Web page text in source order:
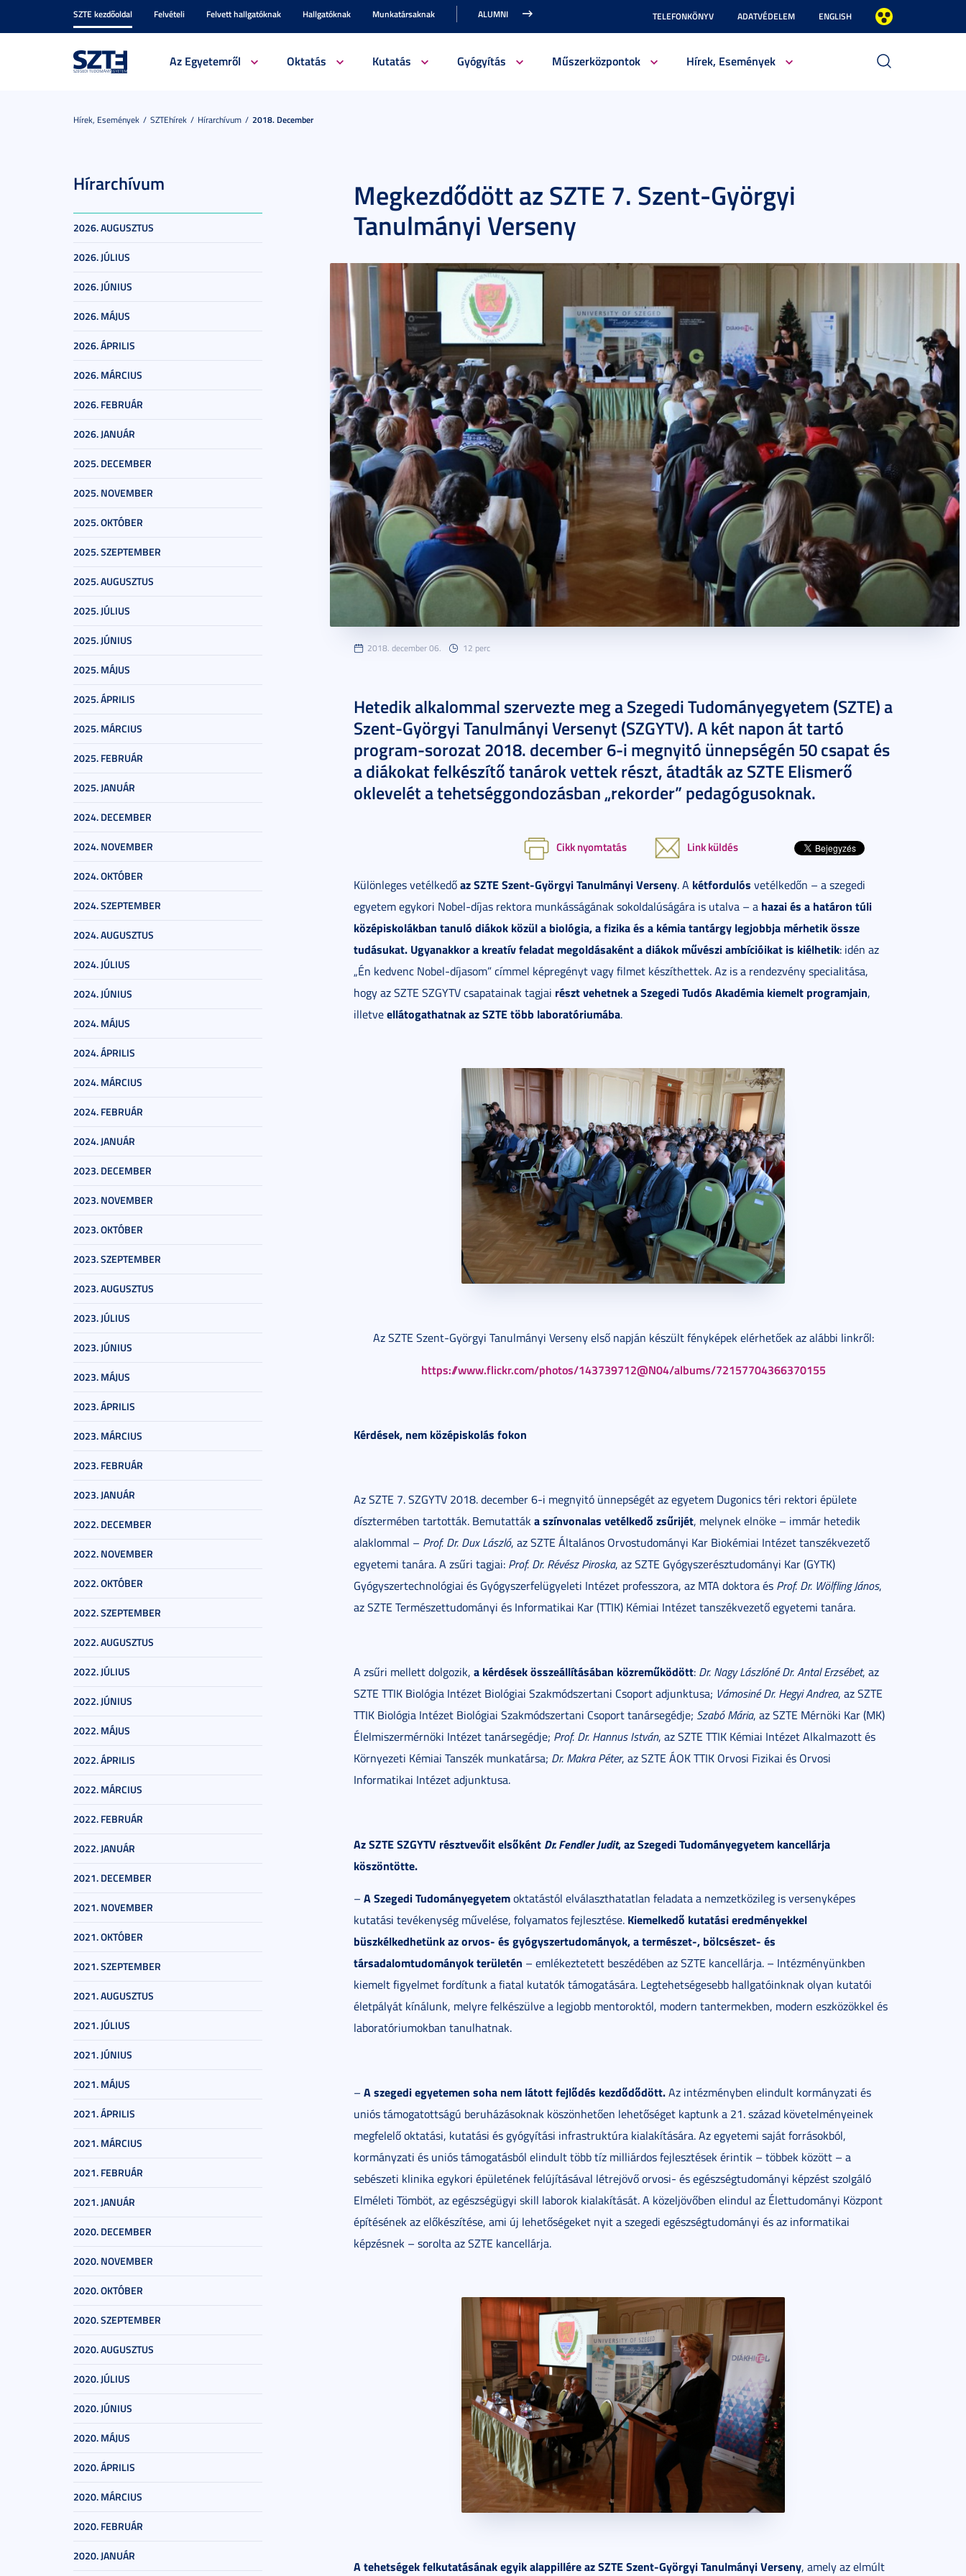
SZTE kezdőoldal Felvételi Felvett hallgatóknak Hallgatóknak Munkatársaknak ALUMNI TELEFONKÖNYV ADATVÉDELEM ENGLISH
Az Egyetemről Oktatás Kutatás Gyógyítás Műszerközpontok Hírek, Események
Hírek, Események SZTEhírek Hírarchívum 2018. December
Hírarchívum
2026. AUGUSZTUS
2026. JÚLIUS
2026. JÚNIUS
2026. MÁJUS
2026. ÁPRILIS
2026. MÁRCIUS
2026. FEBRUÁR
2026. JANUÁR
2025. DECEMBER
2025. NOVEMBER
2025. OKTÓBER
2025. SZEPTEMBER
2025. AUGUSZTUS
2025. JÚLIUS
2025. JÚNIUS
2025. MÁJUS
2025. ÁPRILIS
2025. MÁRCIUS
2025. FEBRUÁR
2025. JANUÁR
2024. DECEMBER
2024. NOVEMBER
2024. OKTÓBER
2024. SZEPTEMBER
2024. AUGUSZTUS
2024. JÚLIUS
2024. JÚNIUS
2024. MÁJUS
2024. ÁPRILIS
2024. MÁRCIUS
2024. FEBRUÁR
2024. JANUÁR
2023. DECEMBER
2023. NOVEMBER
2023. OKTÓBER
2023. SZEPTEMBER
2023. AUGUSZTUS
2023. JÚLIUS
2023. JÚNIUS
2023. MÁJUS
2023. ÁPRILIS
2023. MÁRCIUS
2023. FEBRUÁR
2023. JANUÁR
2022. DECEMBER
2022. NOVEMBER
2022. OKTÓBER
2022. SZEPTEMBER
2022. AUGUSZTUS
2022. JÚLIUS
2022. JÚNIUS
2022. MÁJUS
2022. ÁPRILIS
2022. MÁRCIUS
2022. FEBRUÁR
2022. JANUÁR
2021. DECEMBER
2021. NOVEMBER
2021. OKTÓBER
2021. SZEPTEMBER
2021. AUGUSZTUS
2021. JÚLIUS
2021. JÚNIUS
2021. MÁJUS
2021. ÁPRILIS
2021. MÁRCIUS
2021. FEBRUÁR
2021. JANUÁR
2020. DECEMBER
2020. NOVEMBER
2020. OKTÓBER
2020. SZEPTEMBER
2020. AUGUSZTUS
2020. JÚLIUS
2020. JÚNIUS
2020. MÁJUS
2020. ÁPRILIS
2020. MÁRCIUS
2020. FEBRUÁR
2020. JANUÁR
Megkezdődött az SZTE 7. Szent-Györgyi
Tanulmányi Verseny
2018. december 06. 12 perc
Hetedik alkalommal szervezte meg a Szegedi Tudományegyetem (SZTE) a
Szent-Györgyi Tanulmányi Versenyt (SZGYTV). A két napon át tartó
program-sorozat 2018. december 6-i megnyitó ünnepségén 50 csapat és
a diákokat felkészítő tanárok vettek részt, átadták az SZTE Elismerő
oklevelét a tehetséggondozásban „rekorder” pedagógusoknak.
Cikk nyomtatás Link küldés
Különleges vetélkedőaz SZTE Szent-Györgyi Tanulmányi Verseny. A kétfordulós vetélkedőn – a szegedi
egyetem egykori Nobel-díjas rektora munkásságának sokoldalúságára is utalva – a hazai és a határon túli
középiskolákban tanuló diákok közül a biológia, a fizika és a kémia tantárgy legjobbja mérhetik össze
tudásukat. Ugyanakkor a kreatív feladat megoldásaként a diákok művészi ambícióikat is kiélhetik: idén az
„Én kedvenc Nobel-díjasom” címmel képregényt vagy filmet készíthettek. Az is a rendezvény specialitása,
hogy az SZTE SZGYTV csapatainak tagjai részt vehetnek a Szegedi Tudós Akadémia kiemelt programjain,
illetveellátogathatnak az SZTE több laboratóriumába.
Az SZTE Szent-Györgyi Tanulmányi Verseny első napján készült fényképek elérhetőek az alábbi linkről:
https://www.flickr.com/photos/143739712@N04/albums/72157704366370155
Kérdések, nem középiskolás fokon
Az SZTE 7. SZGYTV 2018. december 6-i megnyitó ünnepségét az egyetem Dugonics téri rektori épülete
dísztermében tartották. Bemutattáka színvonalas vetélkedő zsűrijét, melynek elnöke – immár hetedik
alaklommal – Prof. Dr. Dux László, az SZTE Általános Orvostudományi Kar Biokémiai Intézet tanszékvezető
egyetemi tanára. A zsűri tagjai: Prof. Dr. Révész Piroska, az SZTE Gyógyszerésztudományi Kar (GYTK)
Gyógyszertechnológiai és Gyógyszerfelügyeleti Intézet professzora, az MTA doktora és Prof. Dr. Wölfling János,
az SZTE Természettudományi és Informatikai Kar (TTIK) Kémiai Intézet tanszékvezető egyetemi tanára.
A zsűri mellett dolgozik, a kérdések összeállításában közreműködött: Dr. Nagy Lászlóné Dr. Antal Erzsébet, az
SZTE TTIK Biológia Intézet Biológiai Szakmódszertani Csoport adjunktusa; Vámosiné Dr. Hegyi Andrea, az SZTE
TTIK Biológia Intézet Biológiai Szakmódszertani Csoport tanársegédje; Szabó Mária, az SZTE Mérnöki Kar (MK)
Élelmiszermérnöki Intézet tanársegédje; Prof. Dr. Hannus István, az SZTE TTIK Kémiai Intézet Alkalmazott és
Környezeti Kémiai Tanszék munkatársa; Dr. Makra Péter, az SZTE ÁOK TTIK Orvosi Fizikai és Orvosi
Informatikai Intézet adjunktusa.
Az SZTE SZGYTV résztvevőit elsőként Dr. Fendler Judit, az Szegedi Tudományegyetem kancellárja
köszöntötte.
– A Szegedi Tudományegyetemoktatástól elválaszthatatlan feladata a nemzetközileg is versenyképes
kutatási tevékenység művelése, folyamatos fejlesztése. Kiemelkedő kutatási eredményekkel
büszkélkedhetünk az orvos- és gyógyszertudományok, a természet-, bölcsészet- és
társadalomtudományok területén – emlékeztetett beszédében az SZTE kancellárja. – Intézményünkben
kiemelt figyelmet fordítunk a fiatal kutatók támogatására. Legtehetségesebb hallgatóinknak olyan kutatói
életpályát kínálunk, melyre felkészülve a legjobb mentoroktól, modern tantermekben, modern eszközökkel és
laboratóriumokban tanulhatnak.
– A szegedi egyetemen soha nem látott fejlődés kezdődődött.Az intézményben elindult kormányzati és
uniós támogatottságú beruházásoknak köszönhetően lehetőséget kaptunk a 21. század követelményeinek
megfelelő oktatási, kutatási és gyógyítási infrastruktúra kialakítására. Az egyetemi saját forrásokból,
kormányzati és uniós támogatásból elindult több tíz milliárdos fejlesztések érintik – többek között – a
sebészeti klinika egykori épületének felújításával létrejövő orvosi- és egészségtudományi képzést szolgáló
Elméleti Tömböt, az egészségügyi skill laborok kialakítását. A közeljövőben elindul az Élettudományi Központ
építésének az előkészítése, ami új lehetőségeket nyit a szegedi egészségtudományi és az informatikai
képzésnek – sorolta az SZTE kancellárja.
A tehetségek felkutatásának egyik alappillére az SZTE Szent-Györgyi Tanulmányi Verseny, amely az elmúlt